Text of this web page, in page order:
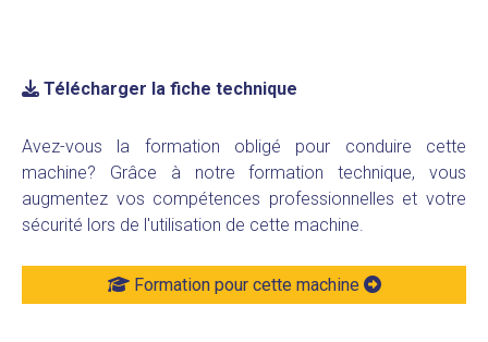
Télécharger la fiche technique
Avez-vous la formation obligé pour conduire cette
machine? Grâce à notre formation technique, vous
augmentez vos compétences professionnelles et votre
sécurité lors de l'utilisation de cette machine.
Formation pour cette machine